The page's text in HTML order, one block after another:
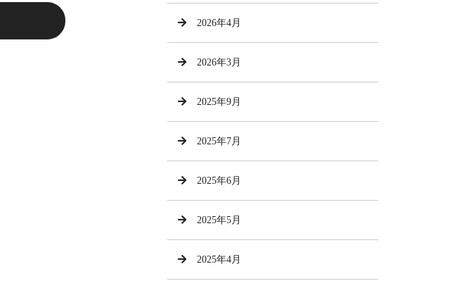
2026年4月
2026年3月
2025年9月
2025年7月
2025年6月
2025年5月
2025年4月